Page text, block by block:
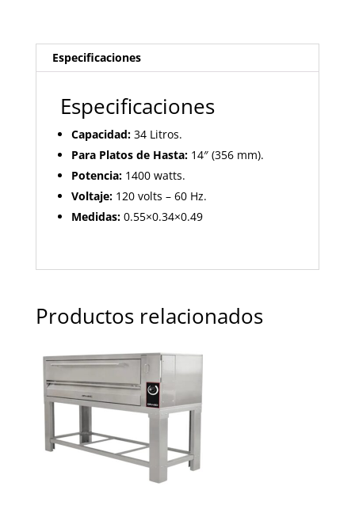
Especificaciones
Especificaciones
Capacidad:34 Litros.
Para Platos de Hasta:14″ (356 mm).
Potencia:1400 watts.
Voltaje:120 volts – 60 Hz.
Medidas:0.55×0.34×0.49
Productos relacionados